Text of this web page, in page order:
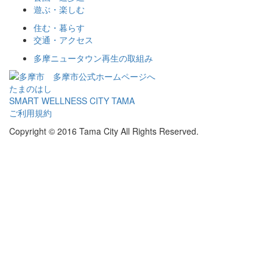
遊ぶ・楽しむ
住む・暮らす
交通・アクセス
多摩ニュータウン再生の取組み
多摩市公式ホームページへ
たまのはし
SMART WELLNESS CITY TAMA
ご利用規約
Copyright © 2016 Tama City All Rights Reserved.